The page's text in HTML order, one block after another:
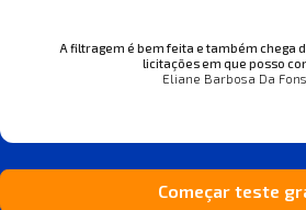
A filtragem é bem feita e também chega
licitações em que posso
Eliane Barbosa Da
Começar teste